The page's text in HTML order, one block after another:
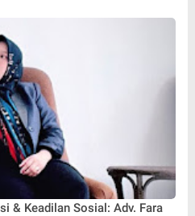
& Keadilan Sosial: Adv. Fara